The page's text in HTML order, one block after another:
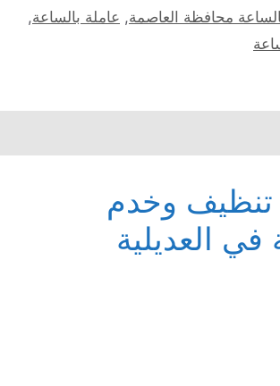
محافظة العاصمة, عاملة بالساعة,
وخدم
في العديلية